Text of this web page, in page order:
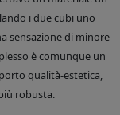
i due cubi uno
sensazione di minore
è comunque un
qualità-estetica,
robusta.